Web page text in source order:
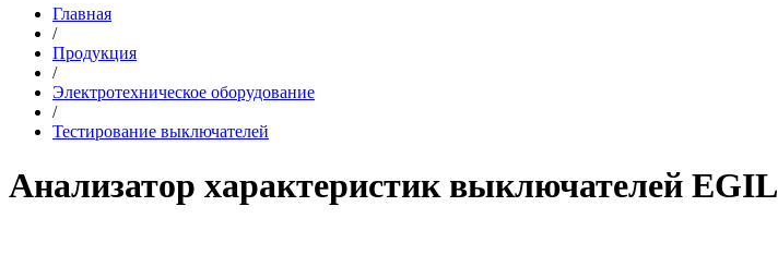
Главная
/
Продукция
/
Электротехническое оборудование
/
Тестирование выключателей
Анализатор характеристик выключателей EGIL